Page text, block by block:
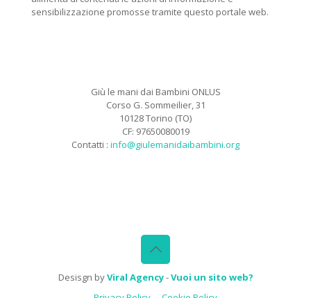
sensibilizzazione promosse tramite questo portale web.
Giù le mani dai Bambini ONLUS
Corso G. Sommeilier, 31
10128 Torino (TO)
CF: 97650080019
Contatti : info@giulemanidaibambini.org
Desisgn byViral Agency-Vuoi un sito web?